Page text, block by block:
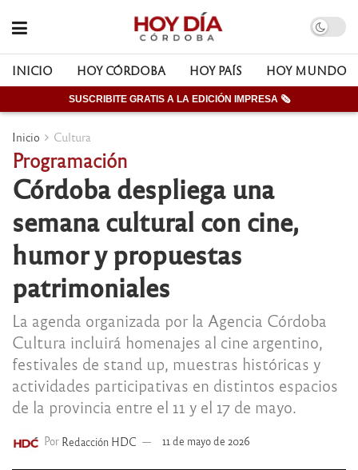
INICIO HOY CÓRDOBA HOY PAÍS HOY MUNDO
SUSCRIBITE GRATIS A LA EDICIÓN IMPRESA 🗞
Inicio Cultura
Programación
Córdoba despliega una
semana cultural con cine,
humor y propuestas
patrimoniales
La agenda organizada por la Agencia Córdoba
Cultura incluirá homenajes al cine argentino,
festivales de stand up, muestras históricas y
actividades participativas en distintos espacios
de la provincia entre el 11 y el 17 de mayo.
Por Redacción HDC 11 de mayo de 2026